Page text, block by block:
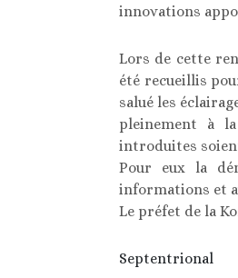
innovations
Lors de cette
été recueillis
salué les
pleinement à
introduites
Pour eux la
informations et
Le préfet de la
Septentrional